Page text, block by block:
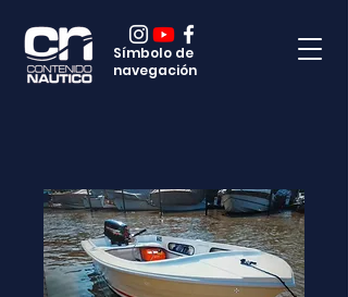
Símbolo de
navegación